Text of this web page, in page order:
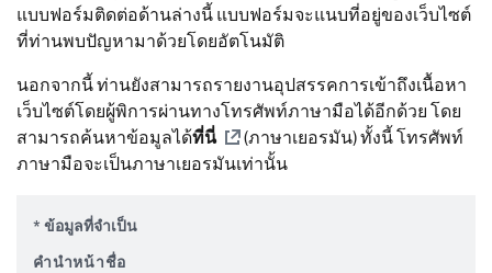
แบบฟอร์มติดต่อด้านล่างนี้ แบบฟอร์มจะแนบที่อยู่ของเว็บไซต์
ที่ท่านพบปัญหามาด้วยโดยอัตโนมัติ
นอกจากนี้ ท่านยังสามารถรายงานอุปสรรคการเข้าถึงเนื้อหา
เว็บไซต์โดยผู้พิการผ่านทางโทรศัพท์ภาษามือได้อีกด้วย โดย
สามารถค้นหาข้อมูลได้ที่นี่
(ภาษาเยอรมัน) ทั้งนี้ โทรศัพท์
ภาษามือจะเป็นภาษาเยอรมันเท่านั้น
* ข้อมูลที่จำเป็น
คำนำหน้าชื่อ